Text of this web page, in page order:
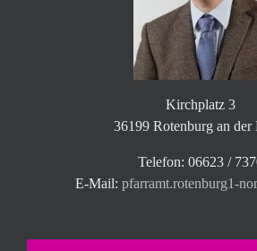
Kirchplatz 3
36199 Rotenburg an der
Telefon: 06623 /
E-Mail: pfarramt.rotenburg1-